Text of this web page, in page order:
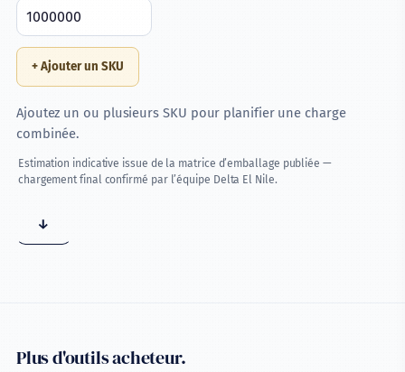
+ Ajouter un SKU
Ajoutez un ou plusieurs SKU pour planifier une charge
combinée.
Estimation indicative issue de la matrice d’emballage publiée —
chargement final confirmé par l’équipe Delta El Nile.
↓
Plus d'outils acheteur.